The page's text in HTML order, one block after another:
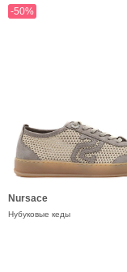
-50%
Nursace
Нубуковые кеды